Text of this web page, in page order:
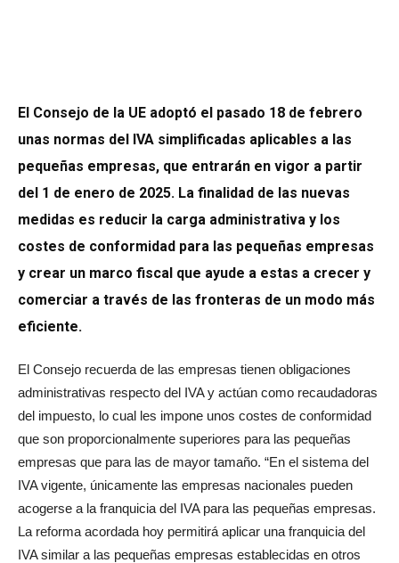
El Consejo de la UE adoptó el pasado 18 de febrero
unas normas del IVA simplificadas aplicables a las
pequeñas empresas, que entrarán en vigor a partir
del 1 de enero de 2025. La finalidad de las nuevas
medidas es reducir la carga administrativa y los
costes de conformidad para las pequeñas empresas
y crear un marco fiscal que ayude a estas a crecer y
comerciar a través de las fronteras de un modo más
eficiente.
El Consejo recuerda de las empresas tienen obligaciones
administrativas respecto del IVA y actúan como recaudadoras
del impuesto, lo cual les impone unos costes de conformidad
que son proporcionalmente superiores para las pequeñas
empresas que para las de mayor tamaño. “En el sistema del
IVA vigente, únicamente las empresas nacionales pueden
acogerse a la franquicia del IVA para las pequeñas empresas.
La reforma acordada hoy permitirá aplicar una franquicia del
IVA similar a las pequeñas empresas establecidas en otros